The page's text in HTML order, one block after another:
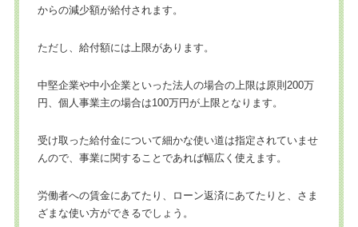
からの減少額が給付されます。
ただし、給付額には上限があります。
中堅企業や中小企業といった法人の場合の上限は原則200万
円、個人事業主の場合は100万円が上限となります。
受け取った給付金について細かな使い道は指定されていませ
んので、事業に関することであれば幅広く使えます。
労働者への賃金にあてたり、ローン返済にあてたりと、さま
ざまな使い方ができるでしょう。